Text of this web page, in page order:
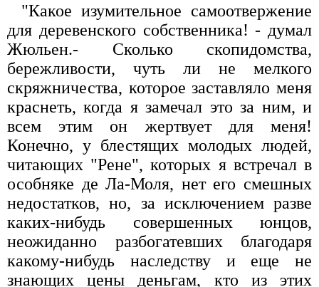
"Какое изумительное самоотвержение
для деревенского собственника! - думал
Жюльен.- Сколько скопидомства,
бережливости, чуть ли не мелкого
скряжничества, которое заставляло меня
краснеть, когда я замечал это за ним, и
всем этим он жертвует для меня!
Конечно, у блестящих молодых людей,
читающих "Рене", которых я встречал в
особняке де Ла-Моля, нет его смешных
недостатков, но, за исключением разве
каких-нибудь совершенных юнцов,
неожиданно разбогатевших благодаря
какому-нибудь наследству и еще не
знающих цены деньгам, кто из этих